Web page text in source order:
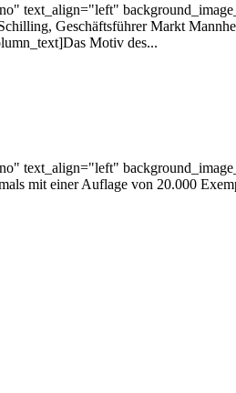
text_align="left"
Geschäftsführer Markt
Motiv des...
text_align="left"
mit einer Auflage von 20.000